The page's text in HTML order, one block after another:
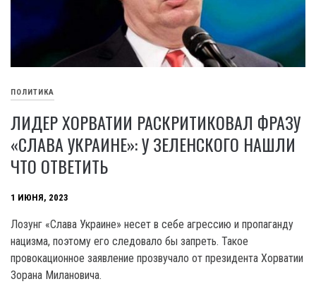
ПОЛИТИКА
ЛИДЕР ХОРВАТИИ РАСКРИТИКОВАЛ ФРАЗУ
«СЛАВА УКРАИНЕ»: У ЗЕЛЕНСКОГО НАШЛИ
ЧТО ОТВЕТИТЬ
1 ИЮНЯ, 2023
Лозунг «Слава Украине» несет в себе агрессию и пропаганду
нацизма, поэтому его следовало бы запреть. Такое
провокационное заявление прозвучало от президента Хорватии
Зорана Милановича.